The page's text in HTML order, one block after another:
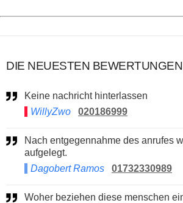
DIE NEUESTEN BEWERTUNGEN
Keine nachricht hinterlassen
WillyZwo
020186999
Nach entgegennahme des anrufes wurde sofort
aufgelegt.
Dagobert Ramos
01732330989
Woher beziehen diese menschen eine telefon nummer